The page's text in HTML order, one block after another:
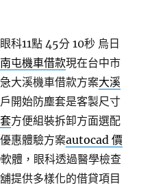
科11點 45分 10秒 烏日
南屯機車借款現在台中市
大溪機車借款方案大溪
開始防塵套是客製尺寸
方便組裝拆卸方面選配
惠體驗方案autocad 價
體，眼科透過醫學檢查
提供多樣化的借貸項目